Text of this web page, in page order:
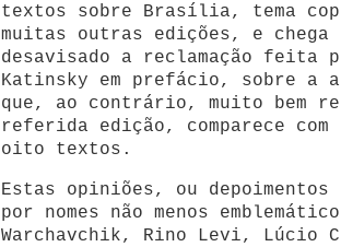
textos sobre Brasília, tema
muitas outras edições, e
desavisado a reclamação feita
Katinsky em prefácio, sobre a
que, ao contrário, muito bem
referida edição, comparece com
oito textos.
Estas opiniões, ou
por nomes não menos
Warchavchik, Rino Levi, Lúcio